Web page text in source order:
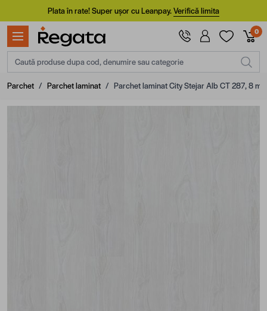
Mergi la ConținutPlata în rate! Super ușor cu Leanpay.Verifică limita
0
Caută produse dupa cod, denumire sau categorie
Parchet / Parchet laminat / Parchet laminat City Stejar Alb CT 287, 8